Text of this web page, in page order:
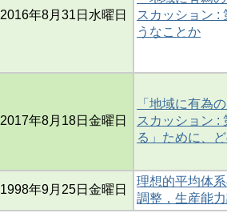
2016年8月31日水曜日
スカッション :
うなことか
2017年8月18日金曜日
「地域に有為
スカッション :
る」ために、
1998年9月25日金曜日
理想的平均体
調整，生産能